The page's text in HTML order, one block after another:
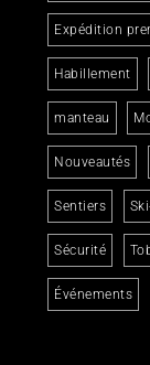
Expédition
Habillement
manteau
Nouveautés
Sentiers
Sécurité
Événements